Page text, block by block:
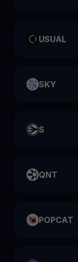
USUAL
SKY
S
QNT
POPCAT